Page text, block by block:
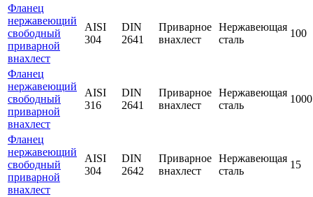
Фланец
нержавеющий
свободный
приварной
внахлест
AISI
304
DIN
2641
Приварное
внахлест
Нержавеющая
сталь
100
Фланец
нержавеющий
свободный
приварной
внахлест
AISI
316
DIN
2641
Приварное
внахлест
Нержавеющая
сталь
1000
Фланец
нержавеющий
свободный
приварной
внахлест
AISI
304
DIN
2642
Приварное
внахлест
Нержавеющая
сталь
15